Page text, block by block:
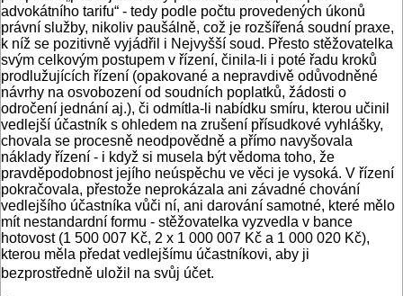
advokátního tarifu“ - tedy podle počtu provedených úkonů
právní služby, nikoliv paušálně, což je rozšířená soudní praxe,
k níž se pozitivně vyjádřil i Nejvyšší soud. Přesto stěžovatelka
svým celkovým postupem v řízení, činila-li i poté řadu kroků
prodlužujících řízení (opakované a nepravdivě odůvodněné
návrhy na osvobození od soudních poplatků, žádosti o
odročení jednání aj.), či odmítla-li nabídku smíru, kterou učinil
vedlejší účastník s ohledem na zrušení přísudkové vyhlášky,
chovala se procesně neodpovědně a přímo navyšovala
náklady řízení - i když si musela být vědoma toho, že
pravděpodobnost jejího neúspěchu ve věci je vysoká. V řízení
pokračovala, přestože neprokázala ani závadné chování
vedlejšího účastníka vůči ní, ani darování samotné, které mělo
mít nestandardní formu - stěžovatelka vyzvedla v bance
hotovost (1 500 007 Kč, 2 x 1 000 007 Kč a 1 000 020 Kč),
kterou měla předat vedlejšímu účastníkovi, aby ji
bezprostředně uložil na svůj účet.